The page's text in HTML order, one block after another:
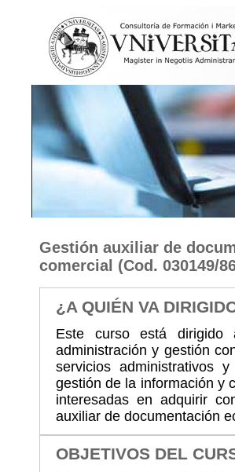
Gestión auxiliar de
comercial (Cod. 030149/
¿A QUIÉN VA
Este curso está
administración y gestión
servicios administrativos
gestión de la información y
interesadas en adquirir
auxiliar de documentación
OBJETIVOS DEL